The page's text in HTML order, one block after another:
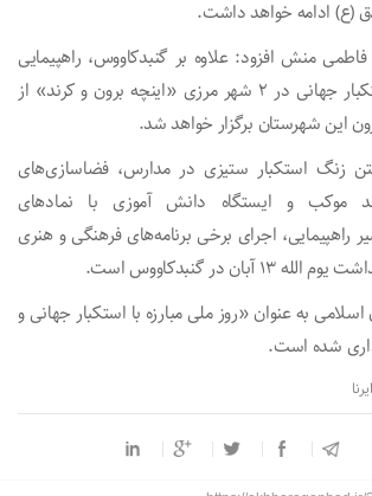
(ع) ادامه خواهد داشت.
منش افزود: علاوه بر گنبدکاووس، راهپیمایی
روز ملی مبارزه با استکبار جهانی در ۲ شهر مرزی «اینچه برون و کرند» از
این شهرستان برگزار خواهد شد.
زنگ استکبار ستیزی در مدارس، فضاسازی‌های
موکب و ایستگاه دانش آموزی با نمادهای
راهپیمایی، اجرای برخی برنامه‌های فرهنگی و هنری
در گنبدکاووس است.
اسلامی به عنوان «روز ملی مبارزه با استکبار جهانی و
شده است.